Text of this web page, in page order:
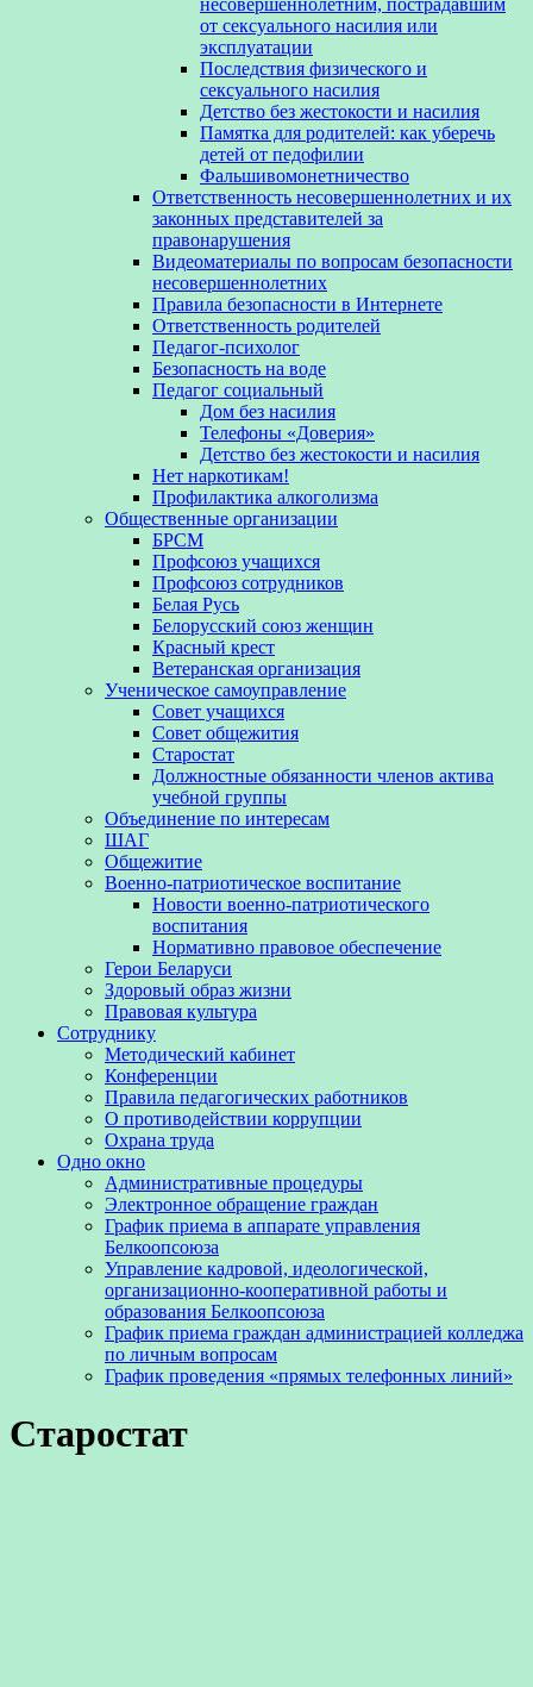
несовершеннолетним, пострадавшим
от сексуального насилия или
эксплуатации
Последствия физического и
сексуального насилия
Детство без жестокости и насилия
Памятка для родителей: как уберечь
детей от педофилии
Фальшивомонетничество
Ответственность несовершеннолетних и их
законных представителей за
правонарушения
Видеоматериалы по вопросам безопасности
несовершеннолетних
Правила безопасности в Интернете
Ответственность родителей
Педагог-психолог
Безопасность на воде
Педагог социальный
Дом без насилия
Телефоны «Доверия»
Детство без жестокости и насилия
Нет наркотикам!
Профилактика алкоголизма
Общественные организации
БРСМ
Профсоюз учащихся
Профсоюз сотрудников
Белая Русь
Белорусский союз женщин
Красный крест
Ветеранская организация
Ученическое самоуправление
Совет учащихся
Совет общежития
Старостат
Должностные обязанности членов актива
учебной группы
Объединение по интересам
ШАГ
Общежитие
Военно-патриотическое воспитание
Новости военно-патриотического
воспитания
Нормативно правовое обеспечение
Герои Беларуси
Здоровый образ жизни
Правовая культура
Сотруднику
Методический кабинет
Конференции
Правила педагогических работников
О противодействии коррупции
Охрана труда
Одно окно
Административные процедуры
Электронное обращение граждан
График приема в аппарате управления
Белкоопсоюза
Управление кадровой, идеологической,
организационно-кооперативной работы и
образования Белкоопсоюза
График приема граждан администрацией колледжа
по личным вопросам
График проведения «прямых телефонных линий»
Старостат